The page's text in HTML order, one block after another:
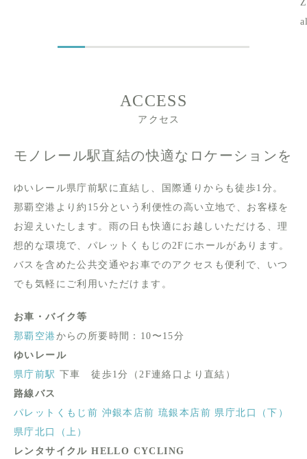
ACCESS
アクセス
モノレール駅直結の快適なロケーションを
ゆいレール県庁前駅に直結し、国際通りからも徒歩1分。
那覇空港より約15分という利便性の高い立地で、お客様を
お迎えいたします。雨の日も快適にお越しいただける、理
想的な環境で、パレットくもじの2Fにホールがあります。
バスを含めた公共交通やお車でのアクセスも便利で、いつ
でも気軽にご利用いただけます。
お車・バイク等
那覇空港からの所要時間：10〜15分
ゆいレール
県庁前駅 下車 徒歩1分（2F連絡口より直結）
路線バス
パレットくもじ前 沖銀本店前 琉銀本店前 県庁北口（下）
県庁北口（上）
レンタサイクル HELLO CYCLING